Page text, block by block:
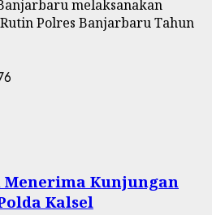
melaksanakan
Polres Banjarbaru Tahun
Kunjungan
Kalsel